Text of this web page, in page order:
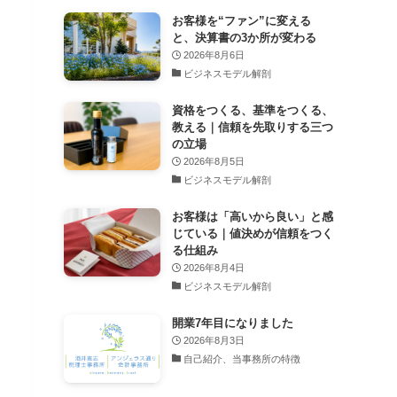
お客様を“ファン”に変える
と、決算書の3か所が変わる
2026年8月6日
ビジネスモデル解剖
資格をつくる、基準をつくる、
教える｜信頼を先取りする三つ
の立場
2026年8月5日
ビジネスモデル解剖
お客様は「高いから良い」と感
じている｜値決めが信頼をつく
る仕組み
2026年8月4日
ビジネスモデル解剖
開業7年目になりました
2026年8月3日
自己紹介、当事務所の特徴